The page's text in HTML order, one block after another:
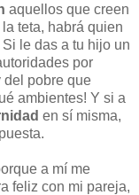
aquellos que creen
teta, habrá quien
le das a tu hijo un
por
del pobre que
ambientes! Y si a
en sí misma,
a mí me
feliz con mi pareja,